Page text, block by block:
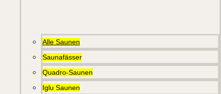
Alle Saunen
Saunafässer
Quadro-Saunen
Iglu Saunen